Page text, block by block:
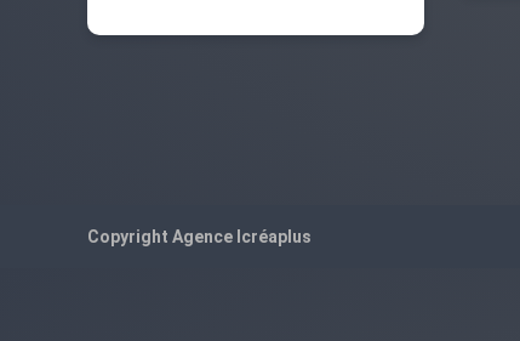
Copyright Agence Icréaplus